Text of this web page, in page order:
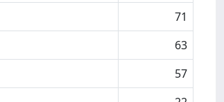
71
63
57